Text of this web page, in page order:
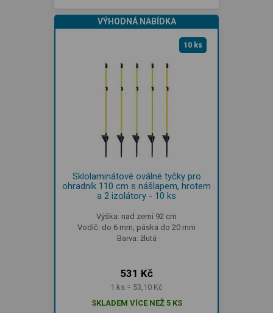
VÝHODNÁ NABÍDKA
10 ks
Sklolaminátové oválné tyčky pro
ohradník 110 cm s nášlapem, hrotem
a 2 izolátory - 10 ks
Výška: nad zemí 92 cm
Vodič: do 6 mm, páska do 20 mm
Barva: žlutá
531 Kč
1 ks = 53,10 Kč
SKLADEM VÍCE NEŽ 5 KS